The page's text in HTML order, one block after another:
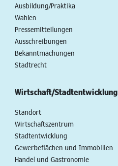
Ausbildung/Praktika
Wahlen
Pressemitteilungen
Ausschreibungen
Bekanntmachungen
Stadtrecht
Wirtschaft/Stadtentwicklung
Standort
Wirtschaftszentrum
Stadtentwicklung
Gewerbeflächen und Immobilien
Handel und Gastronomie